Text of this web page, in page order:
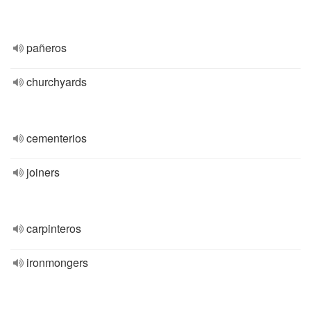
pañeros
churchyards
cementerios
joiners
carpinteros
ironmongers